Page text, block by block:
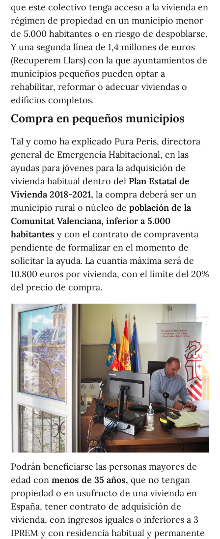
que este colectivo tenga acceso a la vivienda en
régimen de propiedad en un municipio menor
de 5.000 habitantes o en riesgo de despoblarse.
Y una segunda línea de 1,4 millones de euros
(Recuperem Llars) con la que ayuntamientos de
municipios pequeños pueden optar a
rehabilitar, reformar o adecuar viviendas o
edificios completos.
Compra en pequeños municipios
Tal y como ha explicado Pura Peris, directora
general de Emergencia Habitacional, en las
ayudas para jóvenes para la adquisición de
vivienda habitual dentro del Plan Estatal de
Vivienda 2018-2021, la compra deberá ser un
municipio rural o núcleo de población de la
Comunitat Valenciana, inferior a 5.000
habitantes y con el contrato de compraventa
pendiente de formalizar en el momento de
solicitar la ayuda. La cuantía máxima será de
10.800 euros por vivienda, con el límite del 20%
del precio de compra.
Podrán beneficiarse las personas mayores de
edad con menos de 35 años, que no tengan
propiedad o en usufructo de una vivienda en
España, tener contrato de adquisición de
vivienda, con ingresos iguales o inferiores a 3
IPREM y con residencia habitual y permanente